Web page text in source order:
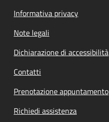
Informativa privacy
Note legali
Dichiarazione di accessibilità
Contatti
Prenotazione appuntamento
Richiedi assistenza